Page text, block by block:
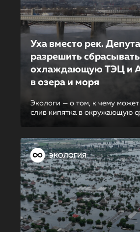
Уха вместо рек.
разрешить сбрасывать
охлаждающую ТЭЦ и
в озера и моря
Экологи — о том, к чему может
слив кипятка в окружающую
ЭКОЛОГИЯ